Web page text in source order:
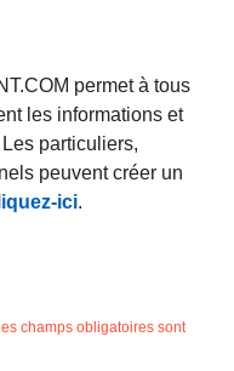
permet à tous
les informations et
particuliers,
peuvent créer un
ici.
champs obligatoires sont